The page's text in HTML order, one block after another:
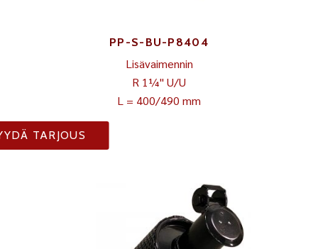
PP-S-BU-P8404
Lisävaimennin
R 1¼" U/U
L = 400/490 mm
TARJOUS